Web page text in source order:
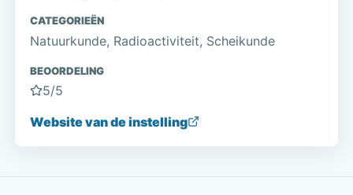
CATEGORIEËN
Natuurkunde, Radioactiviteit, Scheikunde
BEOORDELING
5/5
Website van de instelling